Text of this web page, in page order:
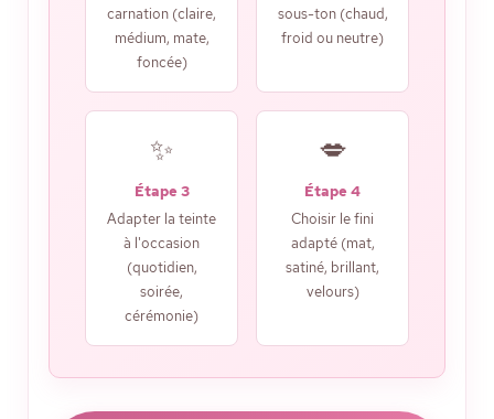
carnation (claire,
médium, mate,
foncée)
sous-ton (chaud,
froid ou neutre)
✨
Étape 3
Adapter la teinte
à l'occasion
(quotidien,
soirée,
cérémonie)
💋
Étape 4
Choisir le fini
adapté (mat,
satiné, brillant,
velours)